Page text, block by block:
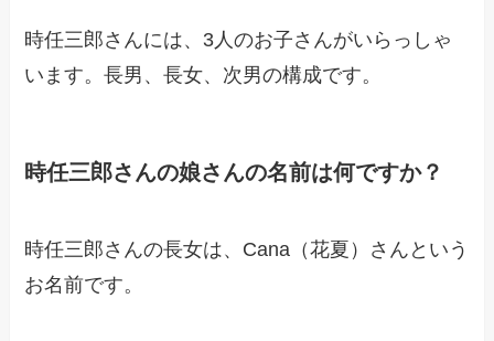
時任三郎さんには、3人のお子さんがいらっしゃ
います。長男、長女、次男の構成です。
時任三郎さんの娘さんの名前は何ですか？
時任三郎さんの長女は、Cana（花夏）さんという
お名前です。